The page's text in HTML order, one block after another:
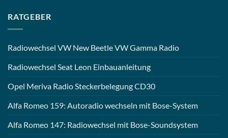
RATGEBER
Radiowechsel VW New Beetle VW Gamma Radio
Radiowechsel Seat Leon Einbauanleitung
Opel Meriva Radio Steckerbelegung CD30
Alfa Romeo 159: Autoradio wechseln mit Bose-System
Alfa Romeo 147: Radiowechsel mit Bose-Soundsystem